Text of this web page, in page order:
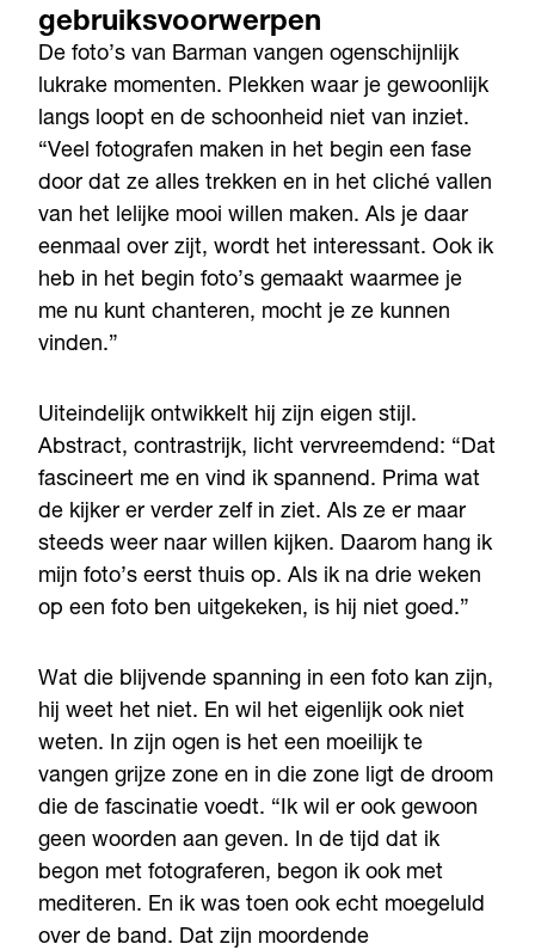
gebruiksvoorwerpen
De foto’s van Barman vangen ogenschijnlijk
lukrake momenten. Plekken waar je gewoonlijk
langs loopt en de schoonheid niet van inziet.
“Veel fotografen maken in het begin een fase
door dat ze alles trekken en in het cliché vallen
van het lelijke mooi willen maken. Als je daar
eenmaal over zijt, wordt het interessant. Ook ik
heb in het begin foto’s gemaakt waarmee je
me nu kunt chanteren, mocht je ze kunnen
vinden.”
Uiteindelijk ontwikkelt hij zijn eigen stijl.
Abstract, contrastrijk, licht vervreemdend: “Dat
fascineert me en vind ik spannend. Prima wat
de kijker er verder zelf in ziet. Als ze er maar
steeds weer naar willen kijken. Daarom hang ik
mijn foto’s eerst thuis op. Als ik na drie weken
op een foto ben uitgekeken, is hij niet goed.”
Wat die blijvende spanning in een foto kan zijn,
hij weet het niet. En wil het eigenlijk ook niet
weten. In zijn ogen is het een moeilijk te
vangen grijze zone en in die zone ligt de droom
die de fascinatie voedt. “Ik wil er ook gewoon
geen woorden aan geven. In de tijd dat ik
begon met fotograferen, begon ik ook met
mediteren. En ik was toen ook echt moegeluld
over de band. Dat zijn moordende